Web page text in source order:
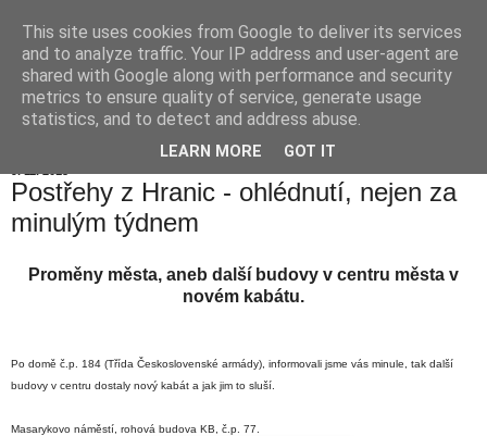
Hranické listy
Postřehy z Hranic - ohlédnutí, nejen za
minulým týdnem
Proměny města, aneb další budovy v centru města v
novém kabátu.
Po domě č.p. 184 (Třída Československé armády), informovali jsme vás minule, tak další
budovy v centru dostaly nový kabát a jak jim to sluší.
Masarykovo náměstí, rohová budova KB, č.p. 77.
This site uses cookies from Google to deliver its services
and to analyze traffic. Your IP address and user-agent are
shared with Google along with performance and security
metrics to ensure quality of service, generate usage
statistics, and to detect and address abuse.
LEARN MORE GOT IT